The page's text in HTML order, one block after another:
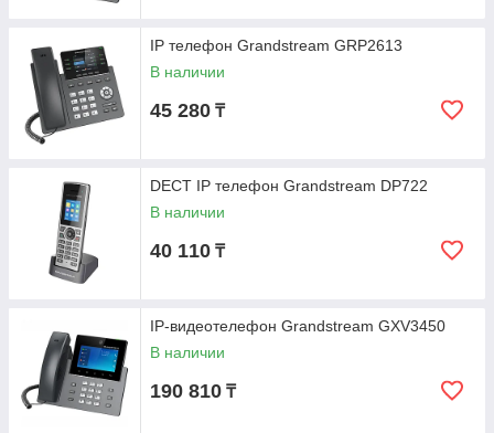
IP телефон Grandstream GRP2613
В наличии
45 280 ₸
DECT IP телефон Grandstream DP722
В наличии
40 110 ₸
IP-видеотелефон Grandstream GXV3450
В наличии
190 810 ₸